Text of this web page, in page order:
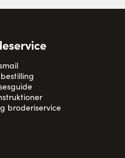
broderiservice